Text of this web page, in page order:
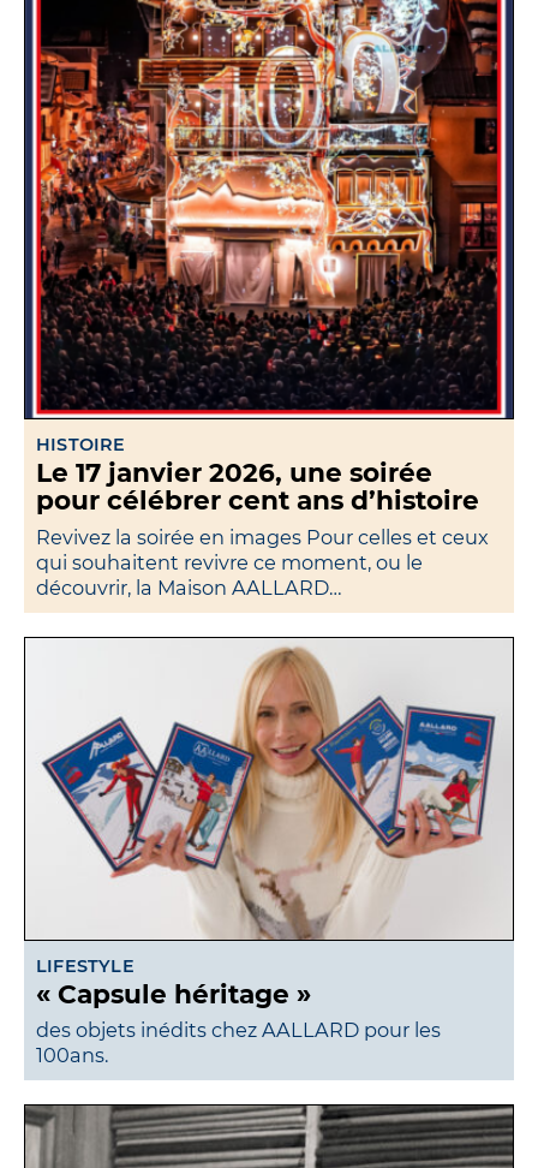
HISTOIRE
Le 17 janvier 2026, une soirée
pour célébrer cent ans d’histoire
Revivez la soirée en images Pour celles et ceux
qui souhaitent revivre ce moment, ou le
découvrir, la Maison AALLARD…
LIFESTYLE
« Capsule héritage »
des objets inédits chez AALLARD pour les
100ans.